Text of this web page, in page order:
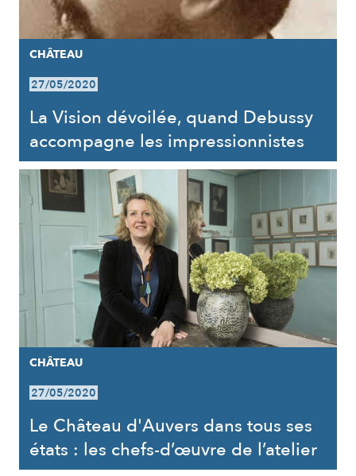
CHÂTEAU
27/05/2020
La Vision dévoilée, quand Debussy
accompagne les impressionnistes
CHÂTEAU
27/05/2020
Le Château d'Auvers dans tous ses
états : les chefs-d’œuvre de l’atelier